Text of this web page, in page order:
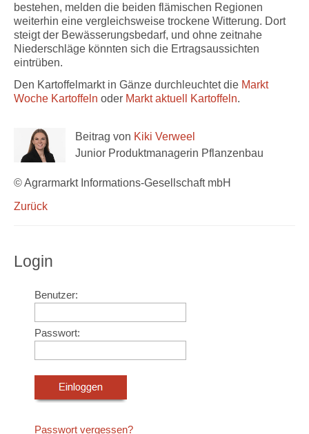
bestehen, melden die beiden flämischen Regionen
weiterhin eine vergleichsweise trockene Witterung. Dort
steigt der Bewässerungsbedarf, und ohne zeitnahe
Niederschläge könnten sich die Ertragsaussichten
eintrüben.
Den Kartoffelmarkt in Gänze durchleuchtet die Markt
Woche Kartoffeln oder Markt aktuell Kartoffeln.
Beitrag von Kiki Verweel
Junior Produktmanagerin Pflanzenbau
© Agrarmarkt Informations-Gesellschaft mbH
Zurück
Login
Benutzer:
Passwort:
Passwort vergessen?